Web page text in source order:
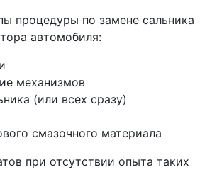
процедуры по замене сальника
автомобиля:
механизмов
(или всех сразу)
смазочного материала
при отсутствии опыта таких